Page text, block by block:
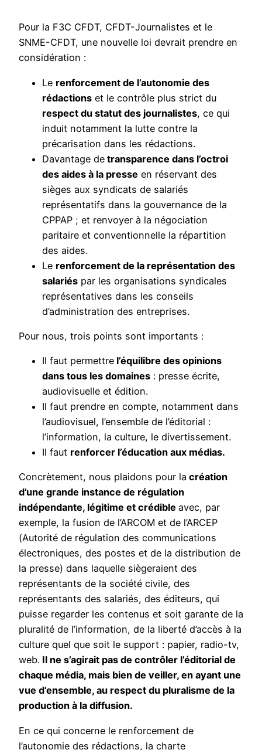
Pour la F3C CFDT, CFDT-Journalistes et le
SNME-CFDT, une nouvelle loi devrait prendre en
considération :
Le renforcement de l’autonomie des
rédactions et le contrôle plus strict du
respect du statut des journalistes, ce qui
induit notamment la lutte contre la
précarisation dans les rédactions.
Davantage de transparence dans l’octroi
des aides à la presse en réservant des
sièges aux syndicats de salariés
représentatifs dans la gouvernance de la
CPPAP ; et renvoyer à la négociation
paritaire et conventionnelle la répartition
des aides.
Le renforcement de la représentation des
salariés par les organisations syndicales
représentatives dans les conseils
d’administration des entreprises.
Pour nous, trois points sont importants :
Il faut permettre l’équilibre des opinions
dans tous les domaines : presse écrite,
audiovisuelle et édition.
Il faut prendre en compte, notamment dans
l’audiovisuel, l’ensemble de l’éditorial :
l’information, la culture, le divertissement.
Il faut renforcer l’éducation aux médias.
Concrètement, nous plaidons pour la création
d’une grande instance de régulation
indépendante, légitime et crédible avec, par
exemple, la fusion de l’ARCOM et de l’ARCEP
(Autorité de régulation des communications
électroniques, des postes et de la distribution de
la presse) dans laquelle siègeraient des
représentants de la société civile, des
représentants des salariés, des éditeurs, qui
puisse regarder les contenus et soit garante de la
pluralité de l’information, de la liberté d’accès à la
culture quel que soit le support : papier, radio-tv,
web. Il ne s’agirait pas de contrôler l’éditorial de
chaque média, mais bien de veiller, en ayant une
vue d’ensemble, au respect du pluralisme de la
production à la diffusion.
En ce qui concerne le renforcement de
l’autonomie des rédactions, la charte